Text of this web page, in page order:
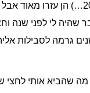
כמה שנים, אחרי זה ויאפקס ומלפני שנה וחצי סימבלטה.
שהיה לי לפני שנה
גרמה לסבילות
מהירה מדי, מה שהביא